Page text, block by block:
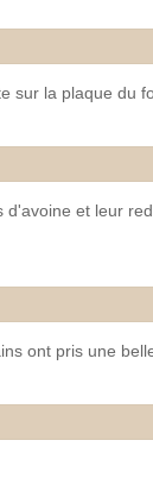
sur la plaque du
d'avoine et leur
ont pris une